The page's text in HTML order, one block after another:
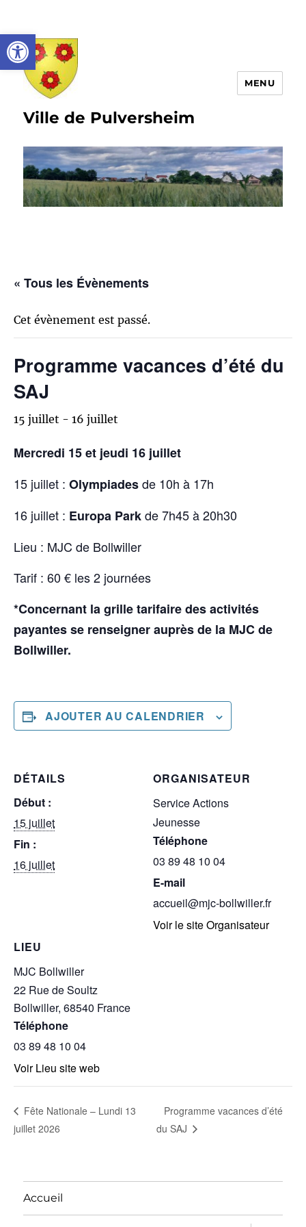
Ouvrir la barre d’outils
Ville de Pulversheim
MENU
« Tous les Évènements
Cet évènement est passé.
Programme vacances d’été du
SAJ
15 juillet - 16 juillet
Mercredi 15 et jeudi 16 juillet
15 juillet : Olympiadesde 10h à 17h
16 juillet : Europa Parkde 7h45 à 20h30
Lieu : MJC de Bollwiller
Tarif : 60 € les 2 journées
*Concernant la grille tarifaire des activités
payantes se renseigner auprès de la MJC de
Bollwiller.
AJOUTER AU CALENDRIER
DÉTAILS
Début :
15 juillet
Fin :
16 juillet
LIEU
MJC Bollwiller
22 Rue de Soultz
Bollwiller, 68540 France
Téléphone
03 89 48 10 04
Voir Lieu site web
ORGANISATEUR
Service Actions
Jeunesse
Téléphone
03 89 48 10 04
E-mail
accueil@mjc-bollwiller.fr
Voir le site Organisateur
Fête Nationale – Lundi 13
juillet 2026
Programme vacances d’été
du SAJ
Accueil